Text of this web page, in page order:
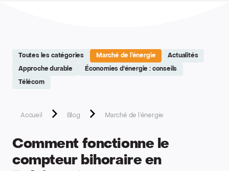
Toutes les catégories Marché de l’énergie Actualités
Approche durable Économies d'énergie : conseils
Télécom
Accueil Blog Marché de l’énergie
Comment fonctionne le
compteur bihoraire en